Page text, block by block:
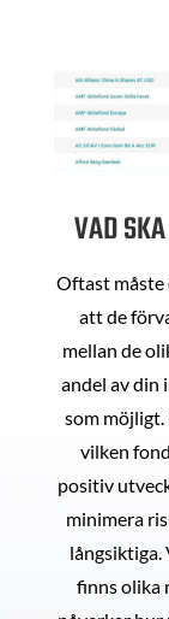
VAD
Oftast
att de
mellan de
andel av din
som
vilken
positiv
minimera
långsiktiga.
finns olika